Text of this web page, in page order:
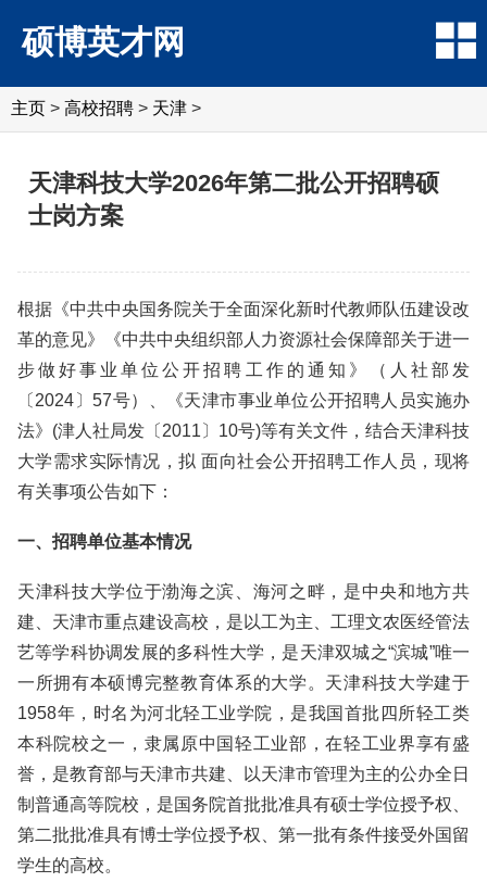
硕博英才网
主页 > 高校招聘 > 天津 >
天津科技大学2026年第二批公开招聘硕
士岗方案
根据《中共中央国务院关于全面深化新时代教师队伍建设改
革的意见》《中共中央组织部人力资源社会保障部关于进一
步做好事业单位公开招聘工作的通知》（人社部发
〔2024〕57号）、《天津市事业单位公开招聘人员实施办
法》(津人社局发〔2011〕10号)等有关文件，结合天津科技
大学需求实际情况，拟 面向社会公开招聘工作人员，现将
有关事项公告如下：
一、招聘单位基本情况
天津科技大学位于渤海之滨、海河之畔，是中央和地方共
建、天津市重点建设高校，是以工为主、工理文农医经管法
艺等学科协调发展的多科性大学，是天津双城之“滨城”唯一
一所拥有本硕博完整教育体系的大学。天津科技大学建于
1958年，时名为河北轻工业学院，是我国首批四所轻工类
本科院校之一，隶属原中国轻工业部，在轻工业界享有盛
誉，是教育部与天津市共建、以天津市管理为主的公办全日
制普通高等院校，是国务院首批批准具有硕士学位授予权、
第二批批准具有博士学位授予权、第一批有条件接受外国留
学生的高校。